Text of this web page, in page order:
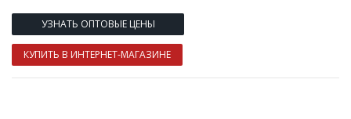
УЗНАТЬ ОПТОВЫЕ ЦЕНЫ
КУПИТЬ В ИНТЕРНЕТ-МАГАЗИНЕ